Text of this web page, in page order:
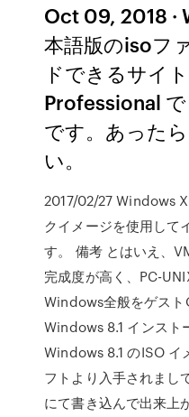
Oct 09, 2018
本語版のisoフ
ドできるサイ
Professional
です。あった
い。
2017/02/27 Windows
クイメージを使用して
す。 備考 とはいえ、
完成度が高く、PC-
Windows全般をゲスト
Windows 8.1 インスト
Windows 8.1 のISO イ
フトより入手されまし
にて書き込んで出来上